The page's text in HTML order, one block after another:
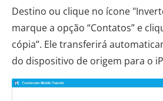
Destino ou clique no ícone
marque a opção “Contatos” e
cópia”. Ele transferirá
do dispositivo de origem para o